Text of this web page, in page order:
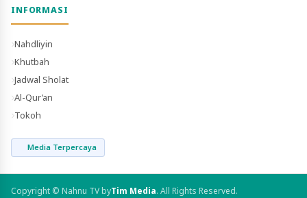
INFORMASI
Nahdliyin
Khutbah
Jadwal Sholat
Al-Qur’an
Tokoh
Media Terpercaya
Copyright © Nahnu TV byTim Media. All Rights Reserved.